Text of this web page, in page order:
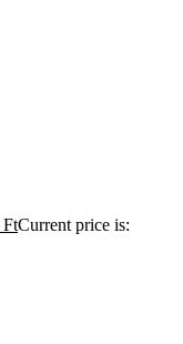
FtCurrent price is: